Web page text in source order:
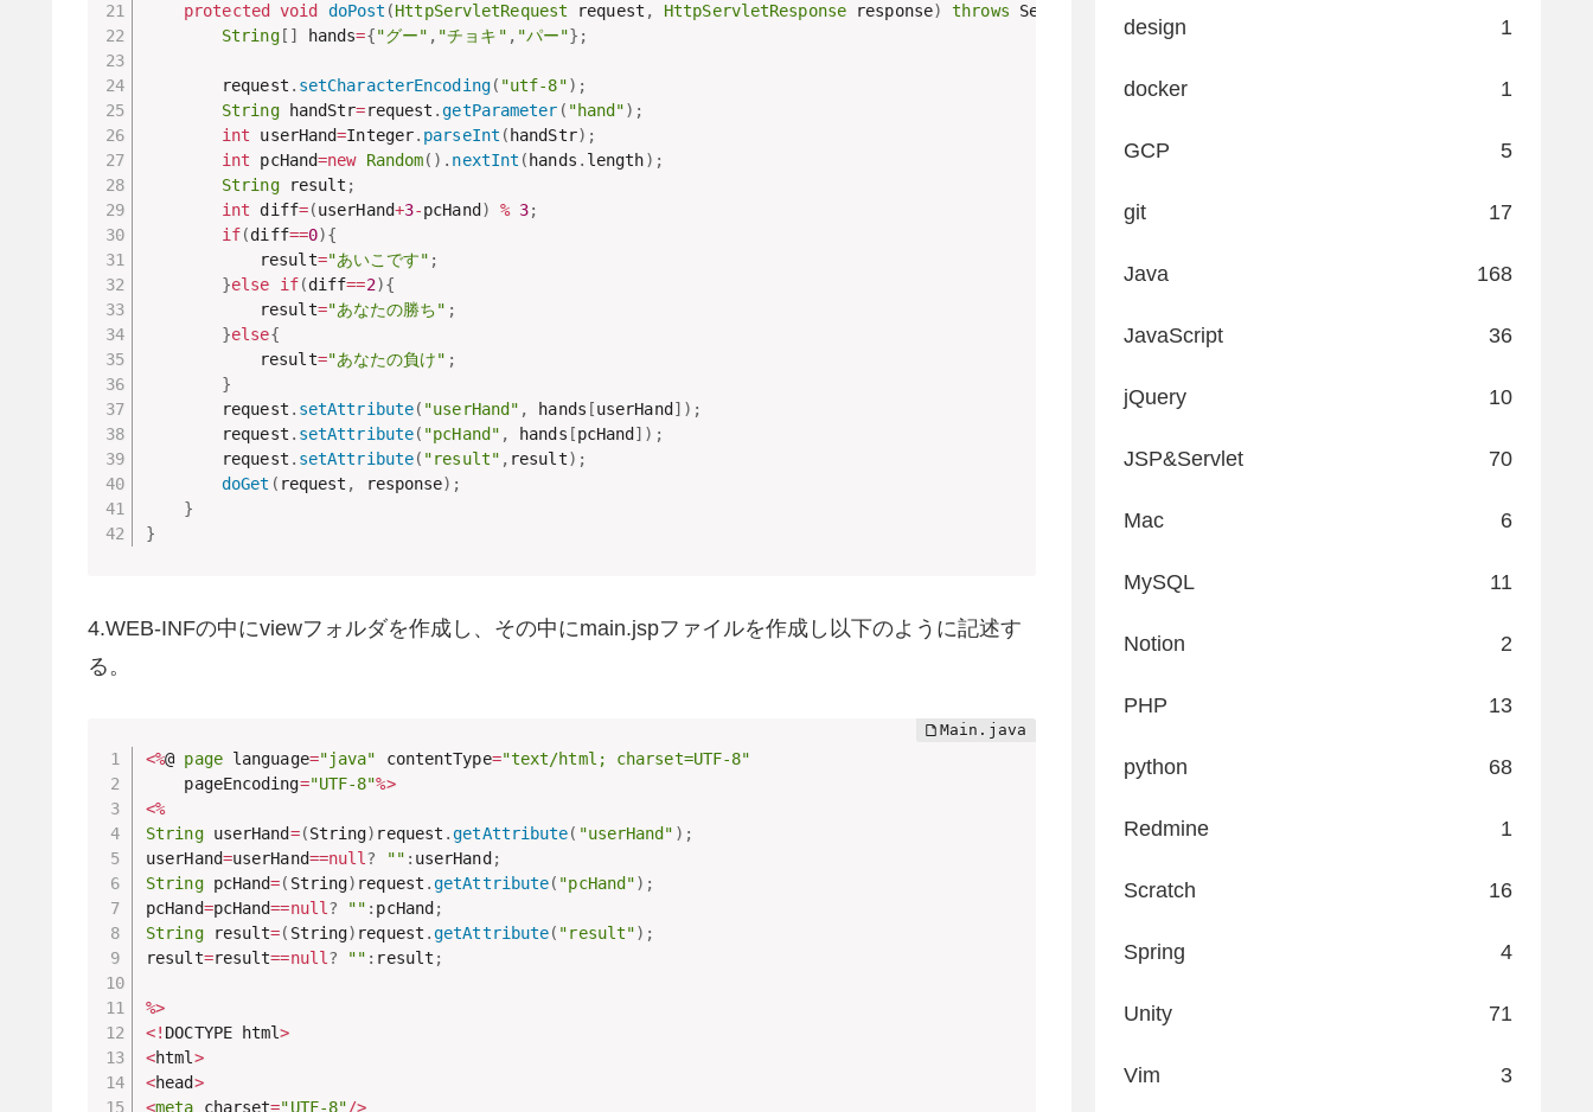
protected void doPost (HttpServletRequest request , HttpServletResponse response) throws ServletException
String[ ] hands={"グー" , "チョキ" , "パー"} ;
		request
. setCharacterEncoding( "utf-8") ;
String handStr=request .getParameter ( "hand") ;
int userHand=Integer. parseInt ( handStr) ;
int pcHand=new Random( ) . nextInt ( hands . length) ;
String result ;
int diff=(userHand+3-pcHand ) % 3;
if(diff==0){
			result
="あいこです" ;
}else if(diff==2){
			result
="あなたの勝ち" ;
}else{
			result
="あなたの負け" ;
}
		request
. setAttribute( "userHand" , hands [userHand ] ) ;
		request
. setAttribute( "pcHand" , hands [pcHand ] ) ;
		request
. setAttribute( "result" , result) ;
doGet ( request , response) ;
}
}
4.WEB-INFの中にviewフォルダを作成し、その中にmain.jspファイルを作成し以下のように記述す
る。
<%@ page language="java" contentType="text/html; charset=UTF-8"
    pageEncoding
="UTF-8"%>
<%
String userHand=(String) request .getAttribute( "userHand" ) ;
userHand=userHand==null ? "" : userHand ;
String pcHand=( String) request .getAttribute( "pcHand") ;
pcHand=pcHand==null ? "" : pcHand ;
String result=( String) request .getAttribute( "result") ;
result=result==null ? "" : result ;
%>
<! DOCTYPE html>
<html >
<head>
<meta charset="UTF-8"/>
design 1
docker 1
GCP 5
git 17
Java 168
JavaScript 36
jQuery 10
JSP&Servlet 70
Mac 6
MySQL 11
Notion 2
PHP 13
python 68
Redmine 1
Scratch 16
Spring 4
Unity 71
Vim 3